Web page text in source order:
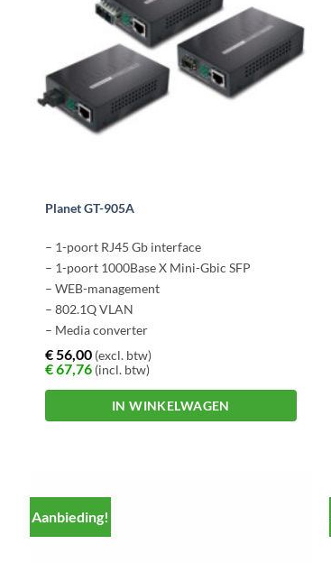
Planet GT-905A
– 1-poort RJ45 Gb interface
– 1-poort 1000Base X Mini-Gbic SFP
– WEB-management
– 802.1Q VLAN
– Media converter
€ 56,00 (excl. btw)
€67,76 (incl. btw)
IN WINKELWAGEN
Aanbieding!